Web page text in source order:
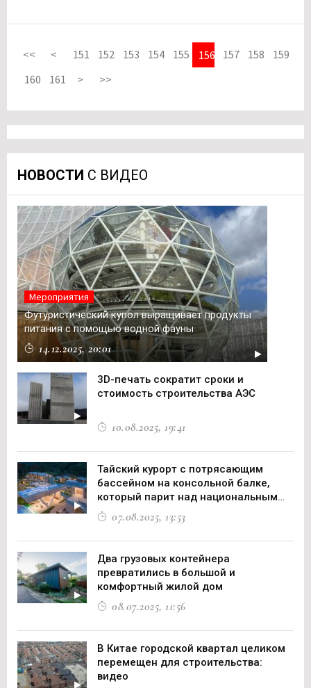
<< < 151 152 153 154 155 156 157 158
159
160
161 > >>
НОВОСТИ С ВИДЕО
Мероприятия
Футуристический купол выращивает продукты
питания с помощью водной фауны
14.12.2025, 20:01
3D-печать сократит сроки и
стоимость строительства АЭС
10.08.2025, 19:41
Тайский курорт с потрясающим
бассейном на консольной балке,
который парит над национальным
парком
07.08.2025, 13:53
Два грузовых контейнера
превратились в большой и
комфортный жилой дом
08.07.2025, 11:56
В Китае городской квартал целиком
перемещен для строительства:
видео